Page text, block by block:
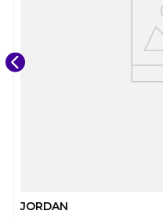
JORDAN